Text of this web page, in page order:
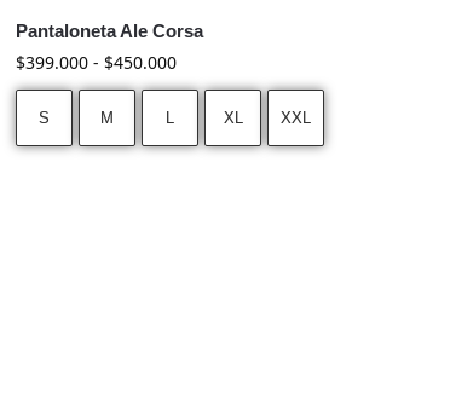
Pantaloneta Ale Corsa
$399.000 - $450.000
S M L XL XXL